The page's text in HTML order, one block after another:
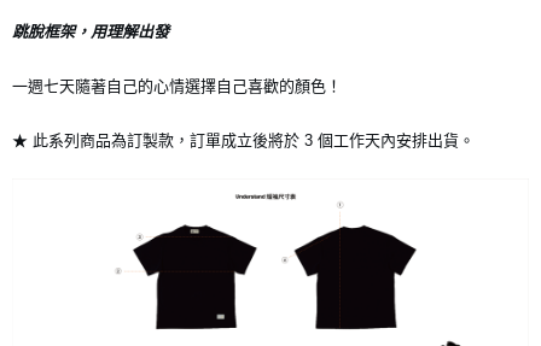
每筆NT$80，滿NT$10,000(含以上)免運費
每筆NT$80，滿NT$10,000(含以上)免運費
付款後7-11取貨
每筆NT$130，滿NT$10,000(含以上)免運費
跳脫框架，用理解出發
一週七天隨著自己的心情選擇自己喜歡的顏色！
★ 此系列商品為訂製款，訂單成立後將於 3 個工作天內安排出貨。